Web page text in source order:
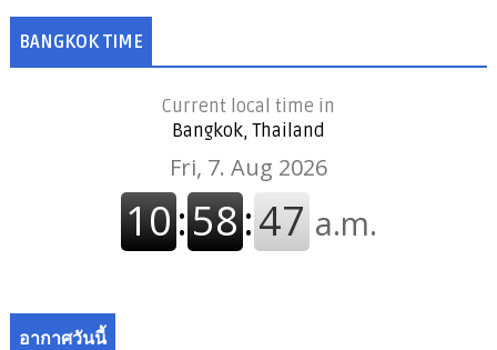
BANGKOK TIME
Current local time in
Bangkok, Thailand
อากาศวันนี้